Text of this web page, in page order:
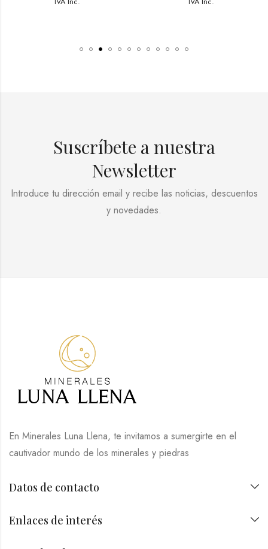
Suscríbete a nuestra
Newsletter
Introduce tu dirección email y recibe las noticias, descuentos
y novedades.
En Minerales Luna Llena, te invitamos a sumergirte en el
cautivador mundo de los minerales y piedras
Datos de contacto
Enlaces de interés